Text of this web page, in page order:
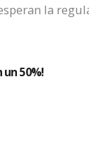
la
50%!